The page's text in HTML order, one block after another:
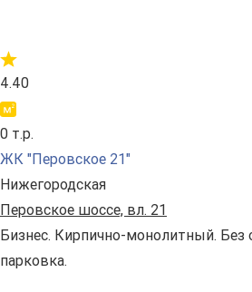
4.40
0 т.р.
ЖК "Перовское 21"
Нижегородская
Перовское шоссе, вл. 21
Бизнес. Кирпично-монолитный. Без
парковка.